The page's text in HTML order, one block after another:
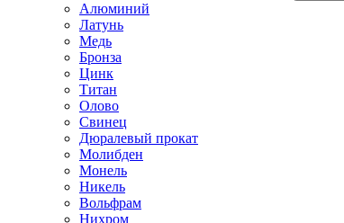
Алюминий
Латунь
Медь
Бронза
Цинк
Титан
Олово
Свинец
Дюралевый прокат
Молибден
Монель
Никель
Вольфрам
Нихром